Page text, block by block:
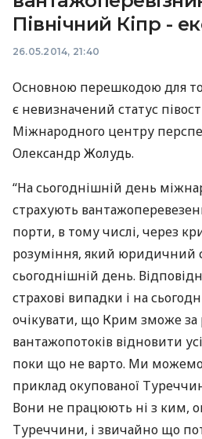
Північний Кіпр -
26.05.2014, 21:40
Основною перешкодою для
є невизначений статус
Міжнародного центру
Олександр Жолудь.
“На сьогоднішній день
страхують
порти, в тому числі, через
розуміння, який юридичний
сьогоднішній день.
страхові випадки і на
очікувати, що Крим зможе за
вантажопотоків відновити
поки що не варто. Ми
приклад окупованої
Вони не працюють ні з ким,
Туреччини, і звичайно що